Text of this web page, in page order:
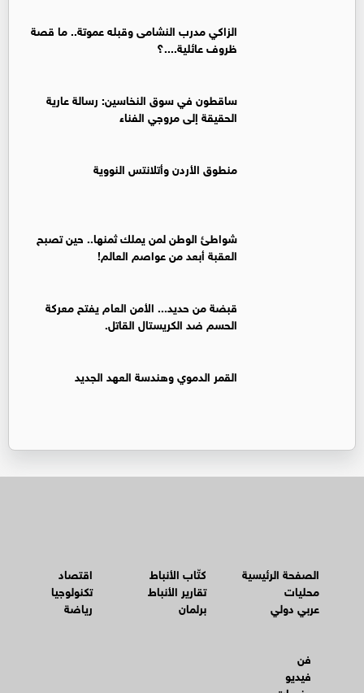
الزاكي مدرب النشامى وقبله عموتة.. ما قصة
ظروف عائلية....؟
ساقطون في سوق النخاسين: رسالة عارية
الحقيقة إلى مروجي الفناء
منطوق الأردن وأتلانتس النووية
شواطئ الوطن لمن يملك ثمنها.. حين تصبح
العقبة أبعد من عواصم العالم!
قبضة من حديد... الأمن العام يفتح معركة
الحسم ضد الكريستال القاتل.
القمر الدموي وهندسة العهد الجديد
الصفحة الرئيسية
محليات
عربي دولي
كتّاب الأنباط
تقارير الأنباط
برلمان
اقتصاد
تكنولوجيا
رياضة
فن
فيديو